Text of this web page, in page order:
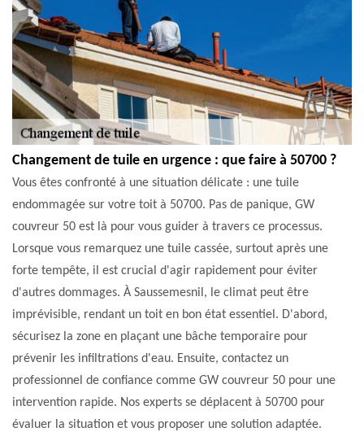
Changement de tuile en urgence : que faire à 50700 ?
Vous êtes confronté à une situation délicate : une tuile
endommagée sur votre toit à 50700. Pas de panique, GW
couvreur 50 est là pour vous guider à travers ce processus.
Lorsque vous remarquez une tuile cassée, surtout après une
forte tempête, il est crucial d'agir rapidement pour éviter
d'autres dommages. À Saussemesnil, le climat peut être
imprévisible, rendant un toit en bon état essentiel. D'abord,
sécurisez la zone en plaçant une bâche temporaire pour
prévenir les infiltrations d'eau. Ensuite, contactez un
professionnel de confiance comme GW couvreur 50 pour une
intervention rapide. Nos experts se déplacent à 50700 pour
évaluer la situation et vous proposer une solution adaptée.